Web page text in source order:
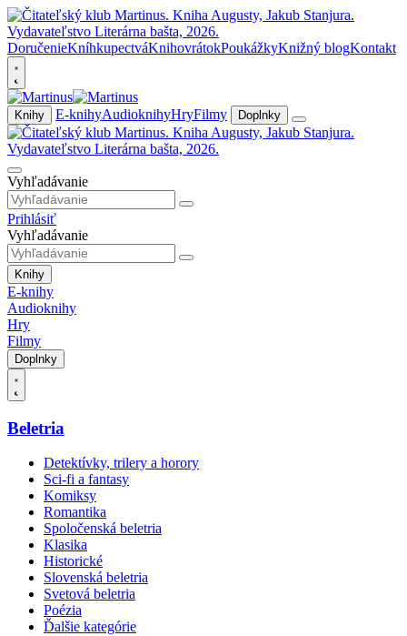
DoručenieKníhkupectváKnihovrátokPoukážkyKnižný blogKontakt
Knihy E-knihyAudioknihyHryFilmy Doplnky
Vyhľadávanie
Prihlásiť
Vyhľadávanie
Knihy
E-knihy
Audioknihy
Hry
Filmy
Doplnky
Beletria
Detektívky, trilery a horory
Sci-fi a fantasy
Komiksy
Romantika
Spoločenská beletria
Klasika
Historické
Slovenská beletria
Svetová beletria
Poézia
Ďalšie kategórie